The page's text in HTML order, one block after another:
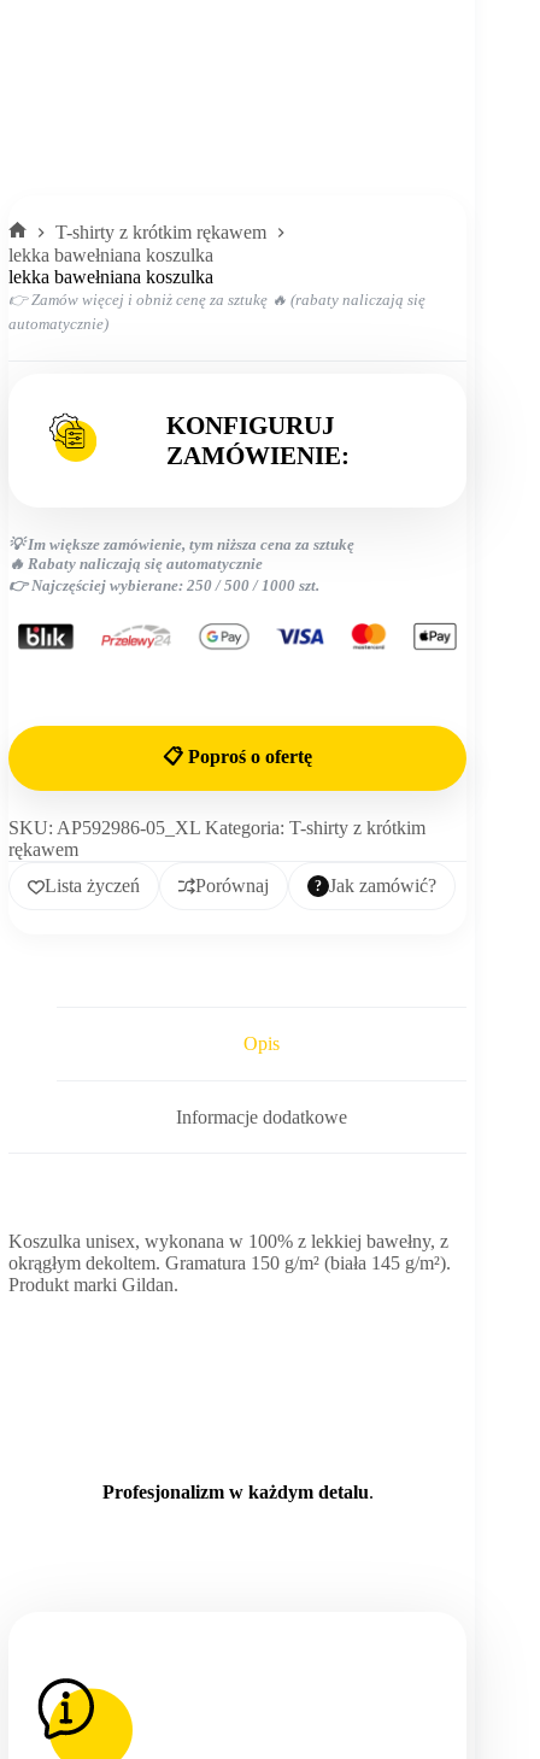
Strona
główna
T-shirty z krótkim rękawem
lekka bawełniana koszulka
lekka bawełniana koszulka
👉 Zamów więcej i obniż cenę za sztukę 🔥 (rabaty naliczają się
automatycznie)
KONFIGURUJ
ZAMÓWIENIE:
💡 Im większe zamówienie, tym niższa cena za sztukę
🔥 Rabaty naliczają się automatycznie
👉 Najczęściej wybierane: 250 / 500 / 1000 szt.
📋 Poproś o ofertę
SKU: AP592986-05_XL Kategoria: T-shirty z krótkim
rękawem
Lista życzeń
Porównaj Jak zamówić?
Opis
Informacje dodatkowe
Koszulka unisex, wykonana w 100% z lekkiej bawełny, z
okrągłym dekoltem. Gramatura 150 g/m² (biała 145 g/m²).
Produkt marki Gildan.
Profesjonalizm w każdym detalu.